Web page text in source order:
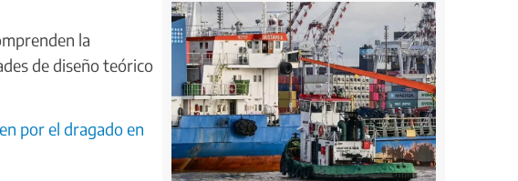
la
de diseño teórico
por el dragado en